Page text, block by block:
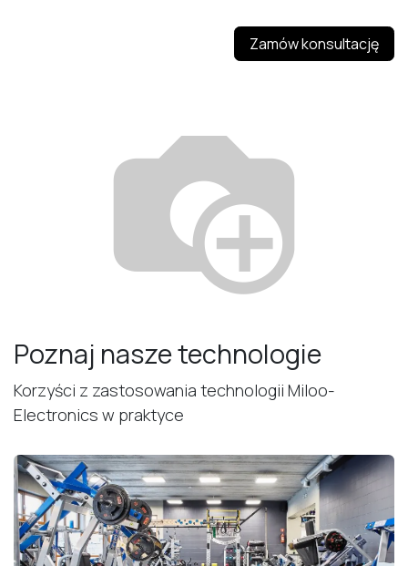
Zamów konsultację
Poznaj nasze technologie
Korzyści z zastosowania technologii Miloo-
Electronics w praktyce